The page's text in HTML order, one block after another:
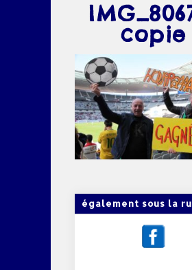
copie
également sous la